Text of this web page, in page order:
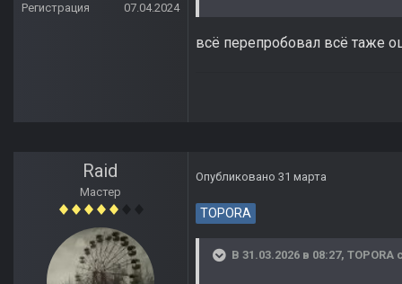
Регистрация
07.04.2024
всё перепробовал всё таже
Raid
Мастер
Опубликовано 31 марта
TOPORA
В 31.03.2026 в 08:27, TOPORA